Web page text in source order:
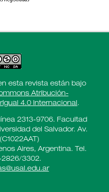
esta revista están bajo
Atribución-
4.0 Internacional .
2313-9706. Facultad
del Salvador. Av.
Aires, Argentina. Tel.
2826/3302.